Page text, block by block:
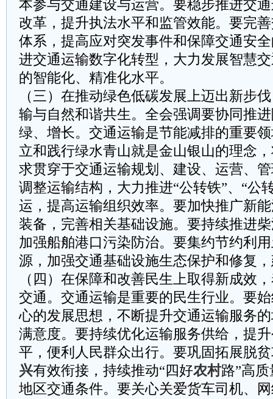
本参与交通建设与运营。要稳步推进交
改革，提升执法水平和监管效能。要完
体系，提高应对突发事件和保障交通安
进交通运输数字化转型，大力发展智慧
的智能化、精准化水平。
（三）在推动绿色低碳发展上迈出新步
输与自然和谐共生。全会强调要协同推
绿、增长。交通运输是节能减排的重要
立和践行绿水青山就是金山银山的理念
求贯穿于交通运输规划、建设、运营、
调整运输结构，大力推进“公转铁”、“公
运，提高运输组织效率。要加快推广新
装备，完善相关基础设施。要持续推进
加强船舶港口污染防治。要集约节约利
源，加强交通基础设施生态保护和修复
（四）在保障和改善民生上取得新成效
交通。交通运输是重要的民生行业。要
心的发展思想，不断提升交通运输服务
满意度。要持续优化运输服务供给，提
平，便利人民群众出行。要巩固拓展脱
兴有效衔接，持续推动“四好农村路”高
地区交通条件。要关心关爱货车司机、